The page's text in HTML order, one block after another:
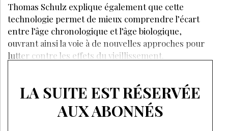
Thomas Schulz explique également que cette
technologie permet de mieux comprendre l’écart
entre l’âge chronologique et l’âge biologique,
ouvrant ainsi la voie à de nouvelles approches pour
lutter contre les effets du vieillissement.
LA SUITE EST RÉSERVÉE
AUX ABONNÉS